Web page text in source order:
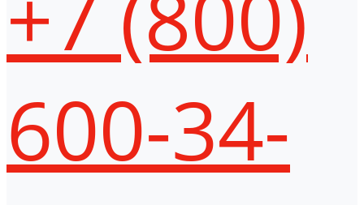
600-34-